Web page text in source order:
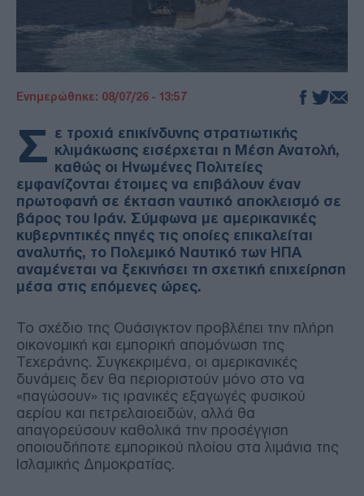
Ενημερώθηκε: 08/07/26 - 13:57
Σ ε τροχιά επικίνδυνης στρατιωτικής
κλιμάκωσης εισέρχεται η Μέση Ανατολή,
καθώς οι Ηνωμένες Πολιτείες
εμφανίζονται έτοιμες να επιβάλουν έναν
πρωτοφανή σε έκταση ναυτικό αποκλεισμό σε
βάρος του Ιράν. Σύμφωνα με αμερικανικές
κυβερνητικές πηγές τις οποίες επικαλείται
αναλυτής, το Πολεμικό Ναυτικό των ΗΠΑ
αναμένεται να ξεκινήσει τη σχετική επιχείρηση
μέσα στις επόμενες ώρες.
Το σχέδιο της Ουάσιγκτον προβλέπει την πλήρη
οικονομική και εμπορική απομόνωση της
Τεχεράνης. Συγκεκριμένα, οι αμερικανικές
δυνάμεις δεν θα περιοριστούν μόνο στο να
«παγώσουν» τις ιρανικές εξαγωγές φυσικού
αερίου και πετρελαιοειδών, αλλά θα
απαγορεύσουν καθολικά την προσέγγιση
οποιουδήποτε εμπορικού πλοίου στα λιμάνια της
Ισλαμικής Δημοκρατίας.